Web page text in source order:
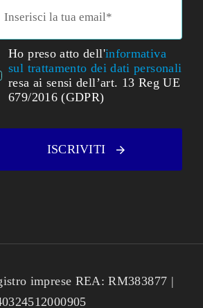
Ho preso atto dell'informativa
sul trattamento dei dati personali
resa ai sensi dell’art. 13 Reg UE
679/2016 (GDPR)
ISCRIVITI
imprese REA: RM383877 |